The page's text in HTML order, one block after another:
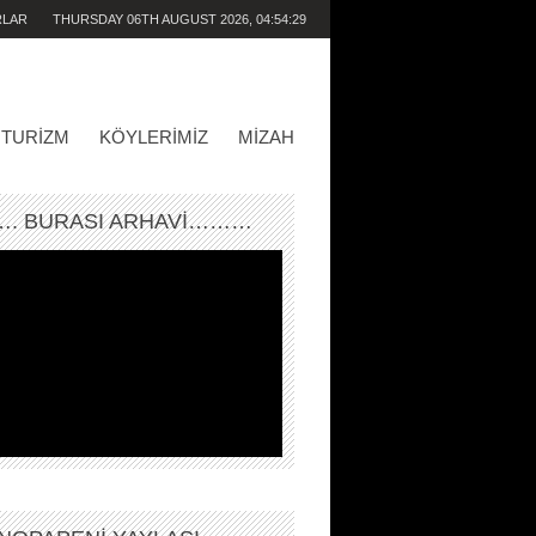
THURSDAY 06TH AUGUST 2026, 04:54:29
TURIZM KÖYLERIMIZ MIZAH
BURASI ARHAVİ………